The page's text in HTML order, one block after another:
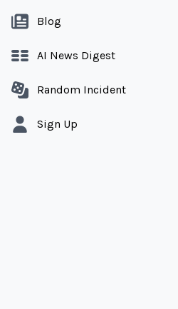
Blog
AI News Digest
Random Incident
Sign Up